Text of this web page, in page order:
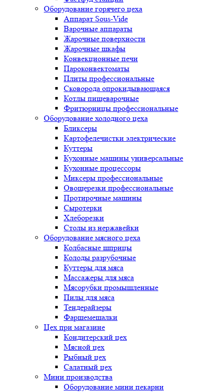
Оборудование горячего цеха
Аппарат Sous-Vide
Варочные аппараты
Жарочные поверхности
Жарочные шкафы
Конвекционные печи
Пароконвектоматы
Плиты профессиональные
Сковорода опрокидывающаяся
Котлы пищеварочные
Фритюрницы профессиональные
Оборудование холодного цеха
Бликсеры
Картофелечистки электрические
Куттеры
Кухонные машины универсальные
Кухонные процессоры
Миксеры профессиональные
Овощерезки профессиональные
Протирочные машины
Сыротерки
Хлеборезки
Столы из нержавейки
Оборудование мясного цеха
Колбасные шприцы
Колоды разрубочные
Куттеры для мяса
Массажеры для мяса
Мясорубки промышленные
Пилы для мяса
Тендерайзеры
Фаршемешалки
Цех при магазине
Кондитерский цех
Мясной цех
Рыбный цех
Салатный цех
Мини производства
Оборудование мини пекарни